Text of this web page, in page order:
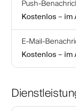
Push-
Kostenlos – im
E-Mail-
Kostenlos – im